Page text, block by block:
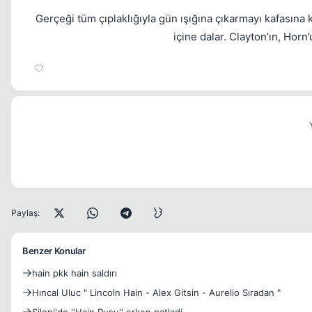
Gerçeği tüm çıplaklığıyla gün ışığına çıkarmayı
içine dalar. Clayton’ın,
Paylaş:
Benzer Konular
hain pkk hain saldırı
Hıncal Uluc " Lincoln Hain - Alex Gitsin - Aurelio Sıradan "